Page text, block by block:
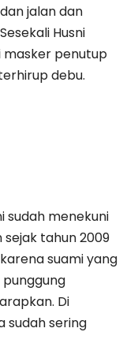
jalan dan
Husni
penutup
debu.
sudah menekuni
tahun 2009
suami yang
Di
sudah sering